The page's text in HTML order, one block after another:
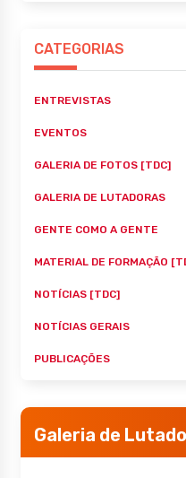
CATEGORIAS
ENTREVISTAS
EVENTOS
GALERIA DE FOTOS [TDC]
GALERIA DE LUTADORAS
GENTE COMO A GENTE
MATERIAL DE FORMAÇÃO
NOTÍCIAS [TDC]
NOTÍCIAS GERAIS
PUBLICAÇÕES
Galeria de